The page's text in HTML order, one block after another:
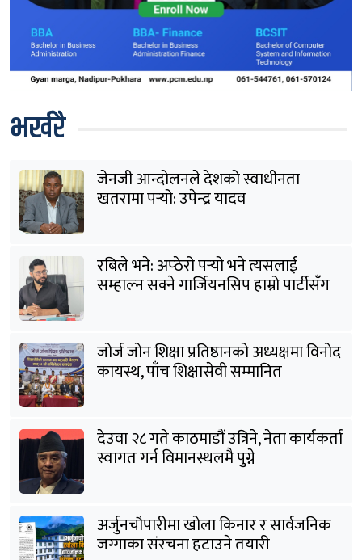
भर्खरै
जेनजी आन्दोलनले देशको स्वाधीनता
खतरामा पर्‍यो: उपेन्द्र यादव
रबिले भने: अप्ठेरो पर्‍यो भने त्यसलाई
सम्हाल्न सक्ने गार्जियनसिप हाम्रो पार्टीसँग
जोर्ज जोन शिक्षा प्रतिष्ठानको अध्यक्षमा विनोद
कायस्थ, पाँच शिक्षासेवी सम्मानित
देउवा २८ गते काठमाडौं उत्रिने, नेता कार्यकर्ता
स्वागत गर्न विमानस्थलमै पुग्ने
अर्जुनचौपारीमा खोला किनार र सार्वजनिक
जग्गाका संरचना हटाउने तयारी